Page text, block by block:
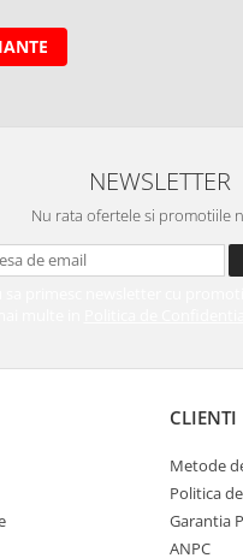
NEWSLETTER
Nu rata ofertele si promotiile
sa primesc newsletter cu
CLIENTI
Metode
Politica
Garantia
ANPC